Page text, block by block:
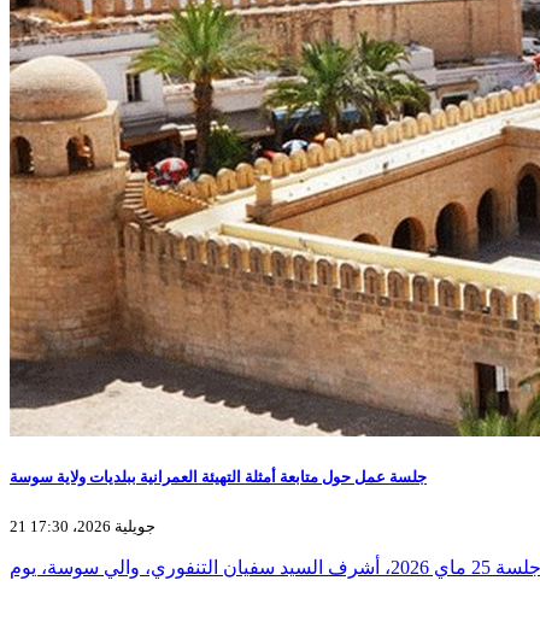
جلسة عمل حول متابعة أمثلة التهيئة العمرانية ببلديات ولاية سوسة
21 جويلية 2026، 17:30